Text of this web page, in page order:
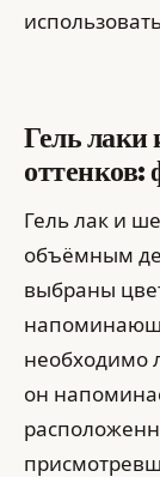
Гель лаки
оттенков:
Гель лак и
объёмным
выбраны
необходимо
он